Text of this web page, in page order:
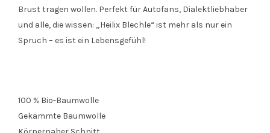
Brust tragen wollen. Perfekt für Autofans, Dialektliebhaber
und alle, die wissen: „Heilix Blechle“ ist mehr als nur ein
Spruch – es ist ein Lebensgefühl!
100 % Bio-Baumwolle
Gekämmte Baumwolle